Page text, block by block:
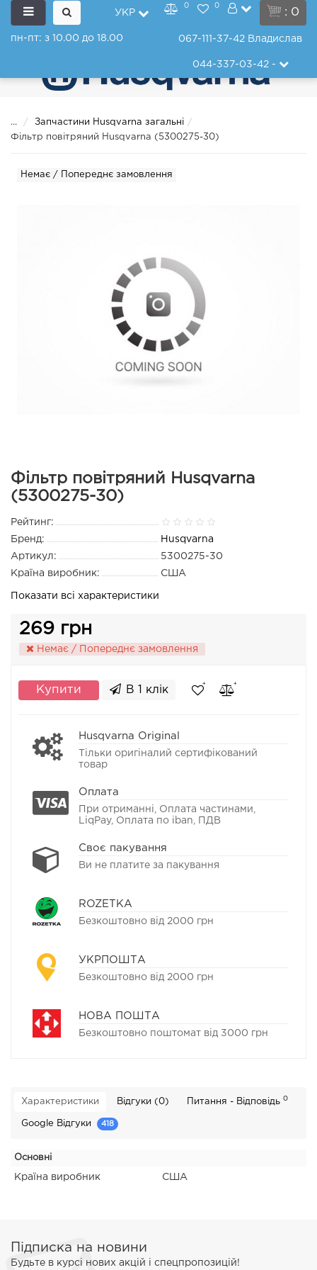
: 0
УКР
0 0
пн-пт: з 10.00 до 18.00 067-111-37-42 Владислав
044-337-03-42-
...
Запчастини Husqvarna загальні
Фільтр повітряний Husqvarna (5300275-30)
Немає / Попереднє замовлення
Фільтр повітряний Husqvarna
(5300275-30)
Рейтинг:
Бренд:
Husqvarna
Артикул:
5300275-30
Країна виробник:
США
Показати всі характеристики
269 грн
Немає / Попереднє замовлення
Купити В 1 клік
Husqvarna Original
Тільки оригіналий сертифікований
товар
Оплата
При отриманні, Оплата частинами,
LiqPay, Оплата по iban, ПДВ
Своє пакування
Ви не платите за пакування
ROZETKA
Безкоштовно від 2000 грн
УКРПОШТА
Безкоштовно від 2000 грн
НОВА ПОШТА
Безкоштовно поштомат від 3000 грн
Характеристики Відгуки (0) Питання - Відповідь 0
Google Відгуки 418
Основні
Країна виробник США
Підписка на новини
Будьте в курсі нових акцій і спецпропозицій!